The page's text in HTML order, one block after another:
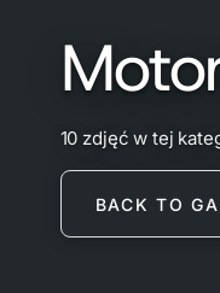
10 zdjęć w tej
BACK TO